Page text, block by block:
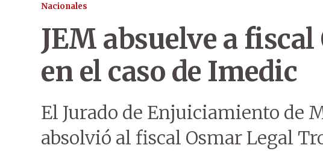
Nacionales
JEM absuelve a
en el caso de Imedic
El Jurado de Enjuiciamiento de
absolvió al fiscal Osmar Legal